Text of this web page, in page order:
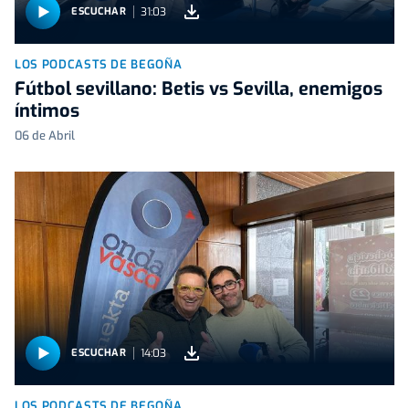
ESCUCHAR 31:03
LOS PODCASTS DE BEGOÑA
Fútbol sevillano: Betis vs Sevilla, enemigos
íntimos
06 de Abril
ESCUCHAR 14:03